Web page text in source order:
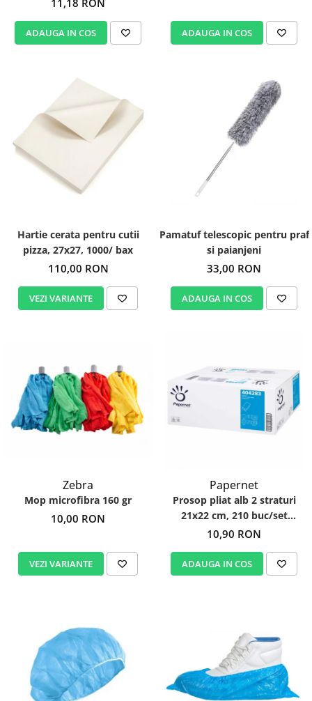
ADAUGA IN COS ADAUGA IN COS
Hartie cerata pentru cutii
pizza, 27x27, 1000/ bax
110,00 RON
VEZI VARIANTE
Pamatuf telescopic pentru praf
si paianjeni
33,00 RON
ADAUGA IN COS
Zebra
Mop microfibra 160 gr
10,00 RON
VEZI VARIANTE
Papernet
Prosop pliat alb 2 straturi
21x22 cm, 210 buc/set
Papernet 404283
10,90 RON
ADAUGA IN COS